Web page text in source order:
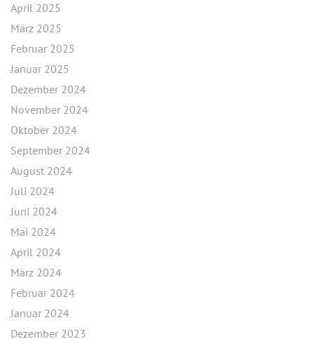
April 2025
März 2025
Februar 2025
Januar 2025
Dezember 2024
November 2024
Oktober 2024
September 2024
August 2024
Juli 2024
Juni 2024
Mai 2024
April 2024
März 2024
Februar 2024
Januar 2024
Dezember 2023